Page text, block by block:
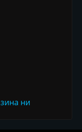
ни